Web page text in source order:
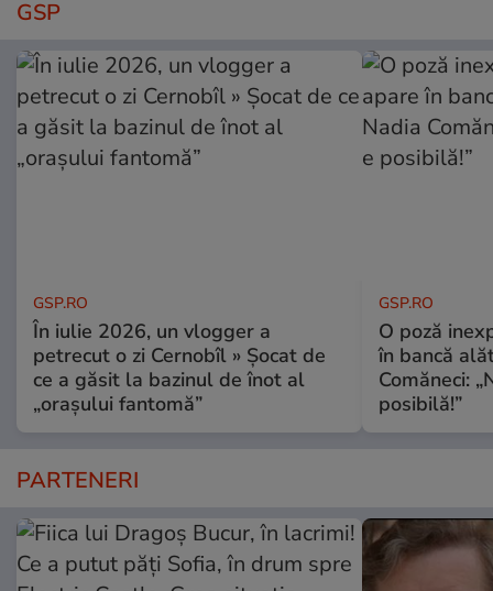
GSP
GSP.RO
În iulie 2026, un vlogger a
petrecut o zi Cernobîl » Șocat de
ce a găsit la bazinul de înot al
„orașului fantomă”
GSP.RO
O poză
în bancă
Comăneci:
posibilă!”
PARTENERI